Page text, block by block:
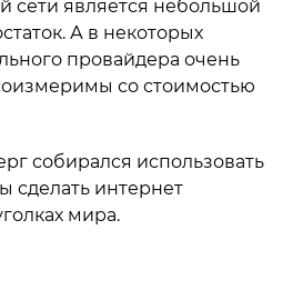
сети является небольшой
А в некоторых
провайдера очень
со стоимостью
собирался использовать
сделать интернет
мира.